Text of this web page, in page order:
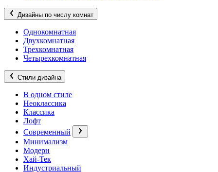
Дизайны по числу комнат
Однокомнатная
Двухкомнатная
Трехкомнатная
Четырехкомнатная
Стили дизайна
В одном стиле
Неоклассика
Классика
Лофт
Современный
Минимализм
Модерн
Хай-Тек
Индустриальный